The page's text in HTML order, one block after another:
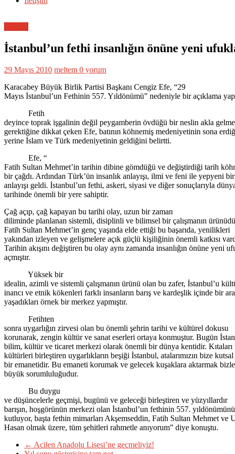
İstanbul’un fethi insanlığın önüne yeni
29 Mayıs 2010 meltem 0 yorum
Karacabey Büyük Birlik Partisi Başkanı Cengiz Efe, “29
Mayıs İstanbul’un Fethinin 557. Yıldönümü” nedeniyle bir açıklama
Fetih
deyince toprak işgalinin değil peygamberin övdüğü bir neslin akla
gerektiğine dikkat çeken Efe, batının köhnemiş medeniyetinin sona
yerine İslam ve Türk medeniyetinin geldiğini belirtti.
Efe, “
Fatih Sultan Mehmet’in tarihin dibine gömdüğü ve değiştirdiği tarih
bir çağdı. Ardından Türk’ün insanlık anlayışı, ilmi ve feni ile yepyeni
anlayışı geldi. İstanbul’un fethi, askeri, siyasi ve diğer sonuçlarıyla
tarihinde önemli bir yere sahiptir.
Çağ açıp, çağ kapayan bu tarihi olay, uzun bir zaman
diliminde planlanan sistemli, disiplinli ve bilimsel bir çalışmanın
Fatih Sultan Mehmet’in genç yaşında elde ettiği bu başarıda, yenilikleri
yakından izleyen ve gelişmelere açık güçlü kişiliğinin önemli katkısı
Tarihin akışını değiştiren bu olay aynı zamanda insanlığın önüne yeni
açmıştır.
Yüksek bir
idealin, azimli ve sistemli çalışmanın ürünü olan bu zafer, İstanbul’u
inancı ve etnik kökenleri farklı insanların barış ve kardeşlik içinde bir
yaşadıkları örnek bir merkez yapmıştır.
Fetihten
sonra uygarlığın zirvesi olan bu önemli şehrin tarihi ve kültürel dokusu
korunarak, zengin kültür ve sanat eserleri ortaya konmuştur. Bugün
bilim, kültür ve ticaret merkezi olarak önemli bir dünya kentidir. Kıtaları
kültürleri birleştiren uygarlıkların beşiği İstanbul, atalarımızın bize kutsal
bir emanetidir. Bu emaneti korumak ve gelecek kuşaklara aktarmak
büyük sorumluluğudur.
Bu duygu
ve düşüncelerle geçmişi, bugünü ve geleceği birleştiren ve yüzyıllardır
barışın, hoşgörünün merkezi olan İstanbul’un fethinin 557. yıldönümünü
kutluyor, başta fethin mimarları Akşemseddin, Fatih Sultan Mehmet ve
Hasan olmak üzere, tüm şehitleri rahmetle anıyorum” diye konuştu.
← Acilen Anadolu Lisesi’ne geçmeliyiz!